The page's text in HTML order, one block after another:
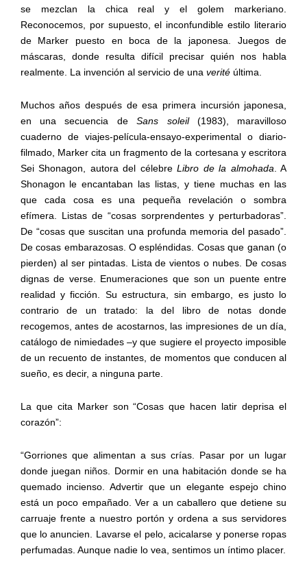
se mezclan la chica real y el golem markeriano.
Reconocemos, por supuesto, el inconfundible estilo literario
de Marker puesto en boca de la japonesa. Juegos de
máscaras, donde resulta difícil precisar quién nos habla
realmente. La invención al servicio de una veritéúltima.
Muchos años después de esa primera incursión japonesa,
en una secuencia deSans soleil(1983), maravilloso
cuaderno de viajes-película-ensayo-experimental o diario-
filmado, Marker cita un fragmento de la cortesana y escritora
Sei Shonagon, autora del célebreLibro de la almohada. A
Shonagon le encantaban las listas, y tiene muchas en las
que cada cosa es una pequeña revelación o sombra
efímera. Listas de “cosas sorprendentes y perturbadoras”.
De “cosas que suscitan una profunda memoria del pasado”.
De cosas embarazosas. O espléndidas. Cosas que ganan (o
pierden) al ser pintadas. Lista de vientos o nubes. De cosas
dignas de verse. Enumeraciones que son un puente entre
realidad y ficción. Su estructura, sin embargo, es justo lo
contrario de un tratado: la del libro de notas donde
recogemos, antes de acostarnos, las impresiones de un día,
catálogo de nimiedades –y que sugiere el proyecto imposible
de un recuento de instantes, de momentos que conducen al
sueño, es decir, a ninguna parte.
La que cita Marker son “Cosas que hacen latir deprisa el
corazón”:
“Gorriones que alimentan a sus crías. Pasar por un lugar
donde juegan niños. Dormir en una habitación donde se ha
quemado incienso. Advertir que un elegante espejo chino
está un poco empañado. Ver a un caballero que detiene su
carruaje frente a nuestro portón y ordena a sus servidores
que lo anuncien. Lavarse el pelo, acicalarse y ponerse ropas
perfumadas. Aunque nadie lo vea, sentimos un íntimo placer.